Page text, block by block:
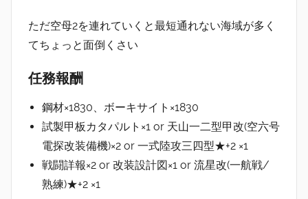
ただ空母2を連れていくと最短通れない海域が多く
てちょっと面倒くさい
任務報酬
鋼材×1830、ボーキサイト×1830
試製甲板カタパルト×1 or 天山一二型甲改(空六号
電探改装備機)×2 or 一式陸攻三四型★+2 ×1
戦闘詳報×2 or 改装設計図×1 or 流星改(一航戦/
熟練)★+2 ×1